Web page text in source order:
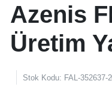
Azenis
Üretim
Stok Kodu: FAL-352637-